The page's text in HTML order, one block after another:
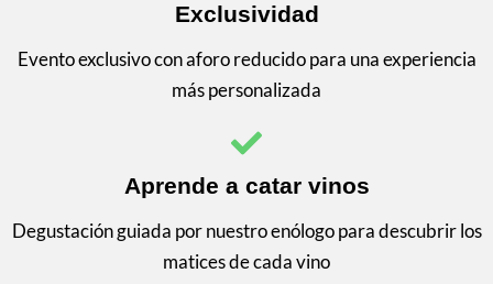
Exclusividad
Evento exclusivo con aforo reducido para una experiencia
más personalizada
Aprende a catar vinos
Degustación guiada por nuestro enólogo para descubrir los
matices de cada vino